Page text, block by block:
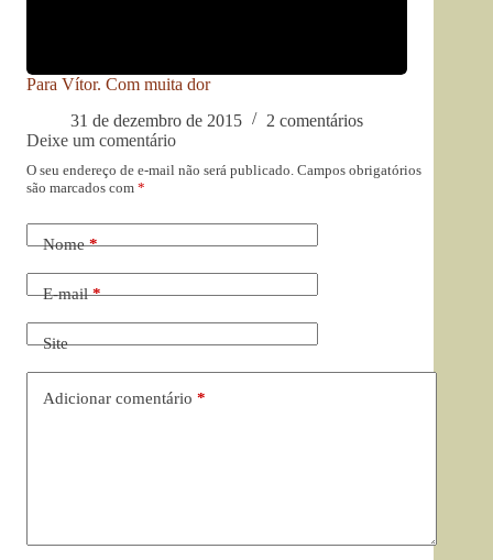
Para Vítor. Com muita dor
31 de dezembro de 2015
2 comentários
Deixe um comentário
O seu endereço de e-mail não será publicado. Campos obrigatórios
são marcados com *
Nome*
E-mail*
Site
Adicionar comentário *